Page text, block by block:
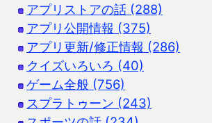
アプリストアの話 (288)
アプリ公開情報 (375)
アプリ更新/修正情報 (286)
クイズいろいろ (40)
ゲーム全般 (756)
スプラトゥーン (243)